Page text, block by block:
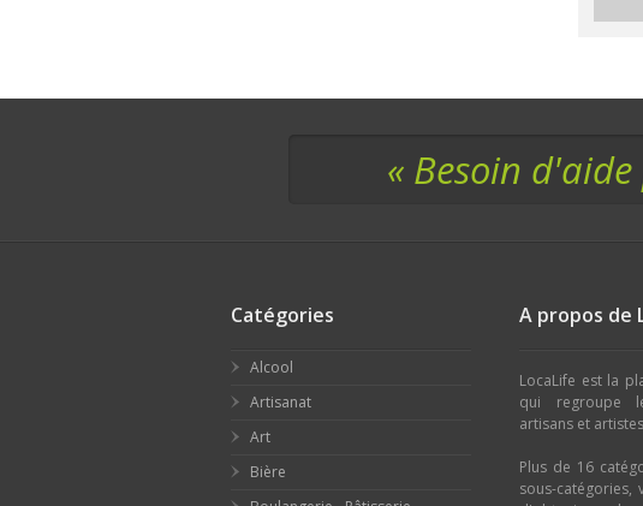
« Besoin
Catégories
Alcool
Artisanat
Art
Bière
A propos de
LocaLife est la
qui regroupe
artisans et
Plus de 16
sous-catégories,